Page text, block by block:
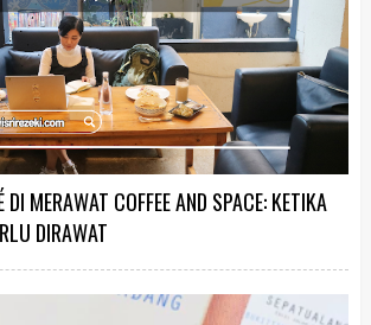
MERAWAT COFFEE AND SPACE: KETIKA
DIRAWAT